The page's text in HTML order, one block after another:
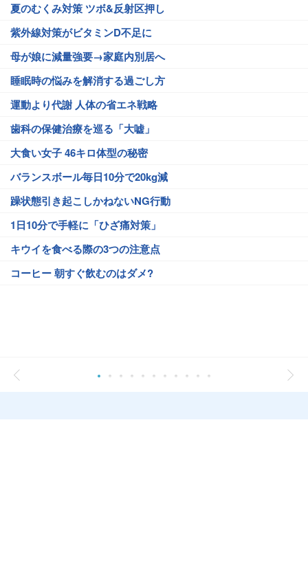
夏のむくみ対策 ツボ&反射区押し
紫外線対策がビタミンD不足に
母が娘に減量強要→家庭内別居へ
睡眠時の悩みを解消する過ごし方
運動より代謝 人体の省エネ戦略
歯科の保健治療を巡る「大嘘」
大食い女子 46キロ体型の秘密
バランスボール毎日10分で20kg減
躁状態引き起こしかねないNG行動
1日10分で手軽に「ひざ痛対策」
キウイを食べる際の3つの注意点
コーヒー 朝すぐ飲むのはダメ?